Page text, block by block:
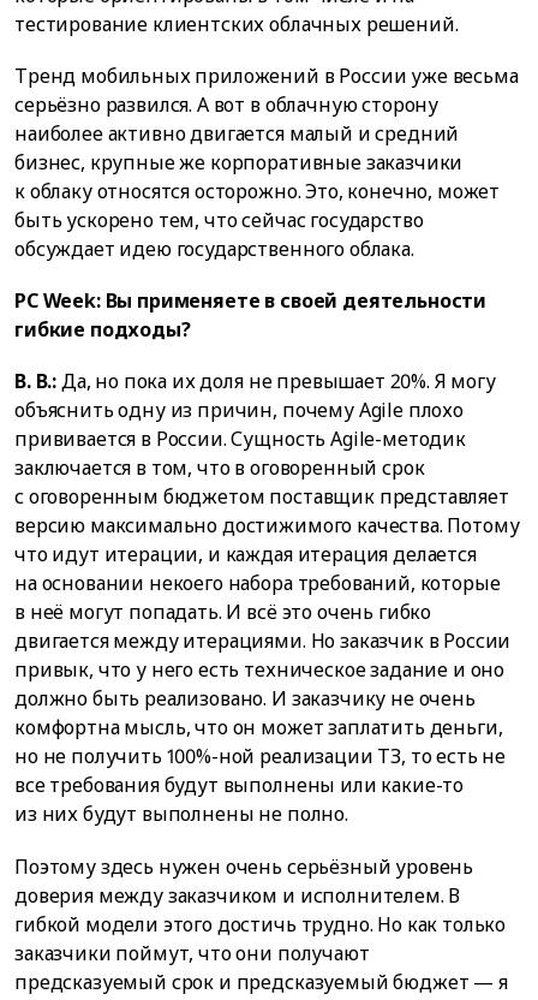
тестирование клиентских облачных решений.
Тренд мобильных приложений в России уже весьма
серьёзно развился. А вот в облачную сторону
наиболее активно двигается малый и средний
бизнес, крупные же корпоративные заказчики
к облаку относятся осторожно. Это, конечно, может
быть ускорено тем, что сейчас государство
обсуждает идею государственного облака.
PC Week: Вы применяете в своей деятельности
гибкие подходы?
В. В.:Да, но пока их доля не превышает 20%. Я могу
объяснить одну из причин, почему Agile плохо
прививается в России. Сущность Agile-методик
заключается в том, что в оговоренный срок
с оговоренным бюджетом поставщик представляет
версию максимально достижимого качества. Потому
что идут итерации, и каждая итерация делается
на основании некоего набора требований, которые
в неё могут попадать. И всё это очень гибко
двигается между итерациями. Но заказчик в России
привык, что у него есть техническое задание и оно
должно быть реализовано. И заказчику не очень
комфортна мысль, что он может заплатить деньги,
но не получить 100%-ной реализации ТЗ, то есть не
все требования будут выполнены или какие-то
из них будут выполнены не полно.
Поэтому здесь нужен очень серьёзный уровень
доверия между заказчиком и исполнителем. В
гибкой модели этого достичь трудно. Но как только
заказчики поймут, что они получают
предсказуемый срок и предсказуемый бюджет — я